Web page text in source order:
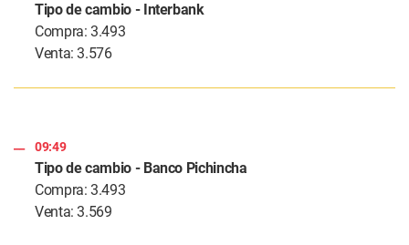
Tipo de cambio - Interbank
Compra: 3.493
Venta: 3.576
09:49
Tipo de cambio - Banco Pichincha
Compra: 3.493
Venta: 3.569